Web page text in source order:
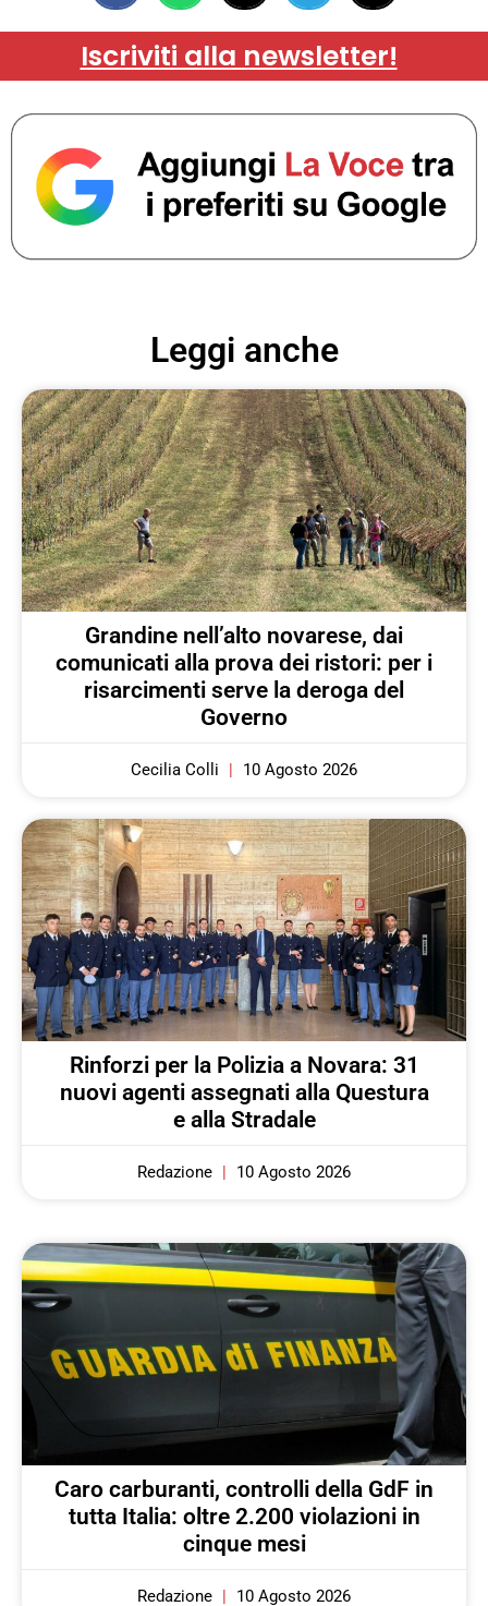
Iscriviti alla newsletter!
Leggi anche
Grandine nell’alto novarese, dai
comunicati alla prova dei ristori: per i
risarcimenti serve la deroga del
Governo
Cecilia Colli 10 Agosto 2026
Rinforzi per la Polizia a Novara: 31
nuovi agenti assegnati alla Questura
e alla Stradale
Redazione 10 Agosto 2026
Caro carburanti, controlli della GdF in
tutta Italia: oltre 2.200 violazioni in
cinque mesi
Redazione 10 Agosto 2026